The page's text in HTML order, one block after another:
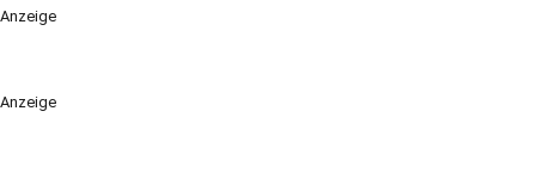
Anzeige
Anzeige